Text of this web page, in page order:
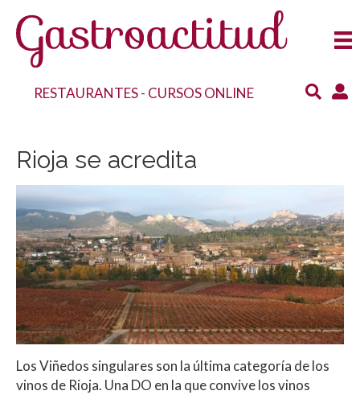
RESTAURANTES- CURSOS ONLINE
Rioja se acredita
Los Viñedos singulares son la última categoría de los
vinos de Rioja. Una DO en la que convive los vinos